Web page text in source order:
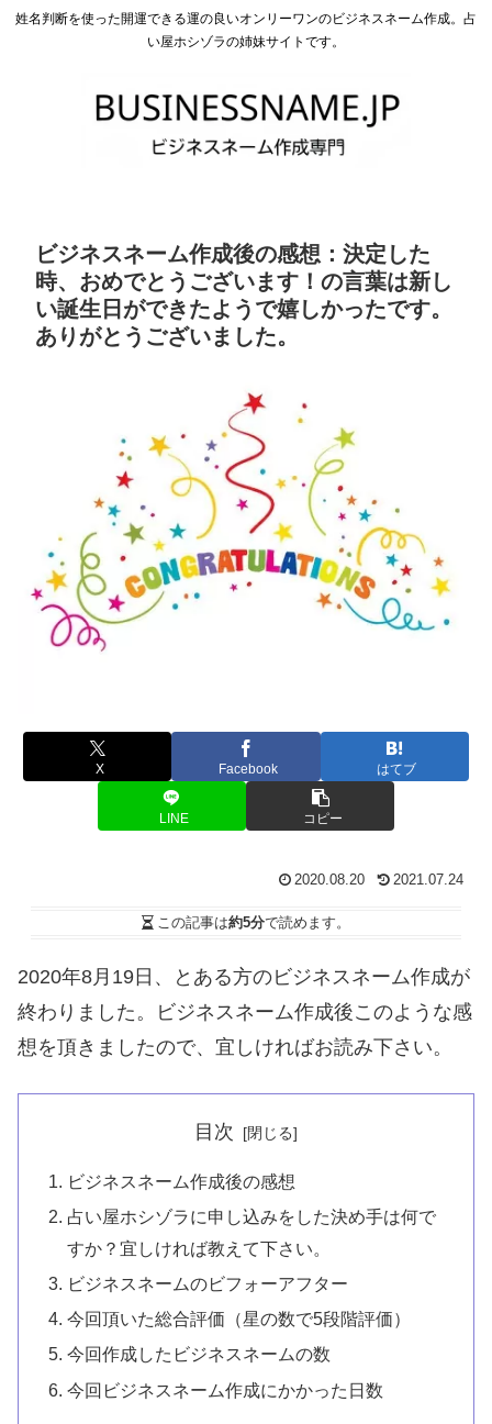
姓名判断を使った開運できる運の良いオンリーワンのビジネスネーム作成。占
い屋ホシゾラの姉妹サイトです。
ビジネスネーム作成後の感想：決定した
時、おめでとうございます！の言葉は新し
い誕生日ができたようで嬉しかったです。
ありがとうございました。
X Facebook はてブ
LINE コピー
2020.08.20 2021.07.24
この記事は約5分で読めます。
2020年8月19日、とある方のビジネスネーム作成が
終わりました。ビジネスネーム作成後このような感
想を頂きましたので、宜しければお読み下さい。
目次
ビジネスネーム作成後の感想
占い屋ホシゾラに申し込みをした決め手は何で
すか？宜しければ教えて下さい。
ビジネスネームのビフォーアフター
今回頂いた総合評価（星の数で5段階評価）
今回作成したビジネスネームの数
今回ビジネスネーム作成にかかった日数